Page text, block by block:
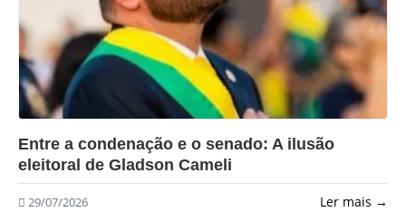
?>
Entre a condenação e o senado: A ilusão
eleitoral de Gladson Cameli
29/07/2026 Ler mais →